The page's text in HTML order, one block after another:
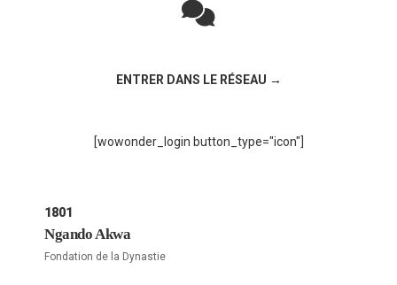
ENTRER DANS LE RÉSEAU →
[wowonder_login button_type="icon"]
1801
Ngando Akwa
Fondation de la Dynastie